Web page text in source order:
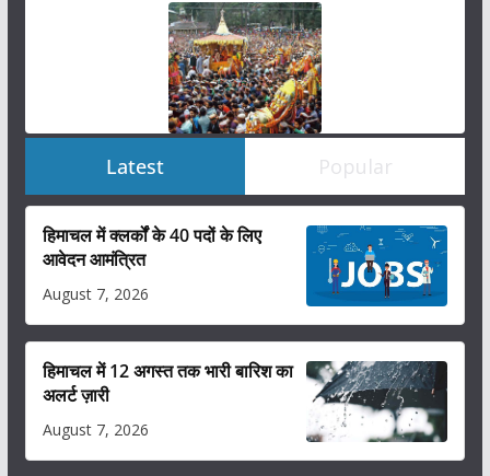
Latest Popular
हिमाचल में क्लर्कों के 40 पदों के लिए
आवेदन आमंत्रित
August 7, 2026
हिमाचल में 12 अगस्त तक भारी बारिश का
अलर्ट ज़ारी
August 7, 2026